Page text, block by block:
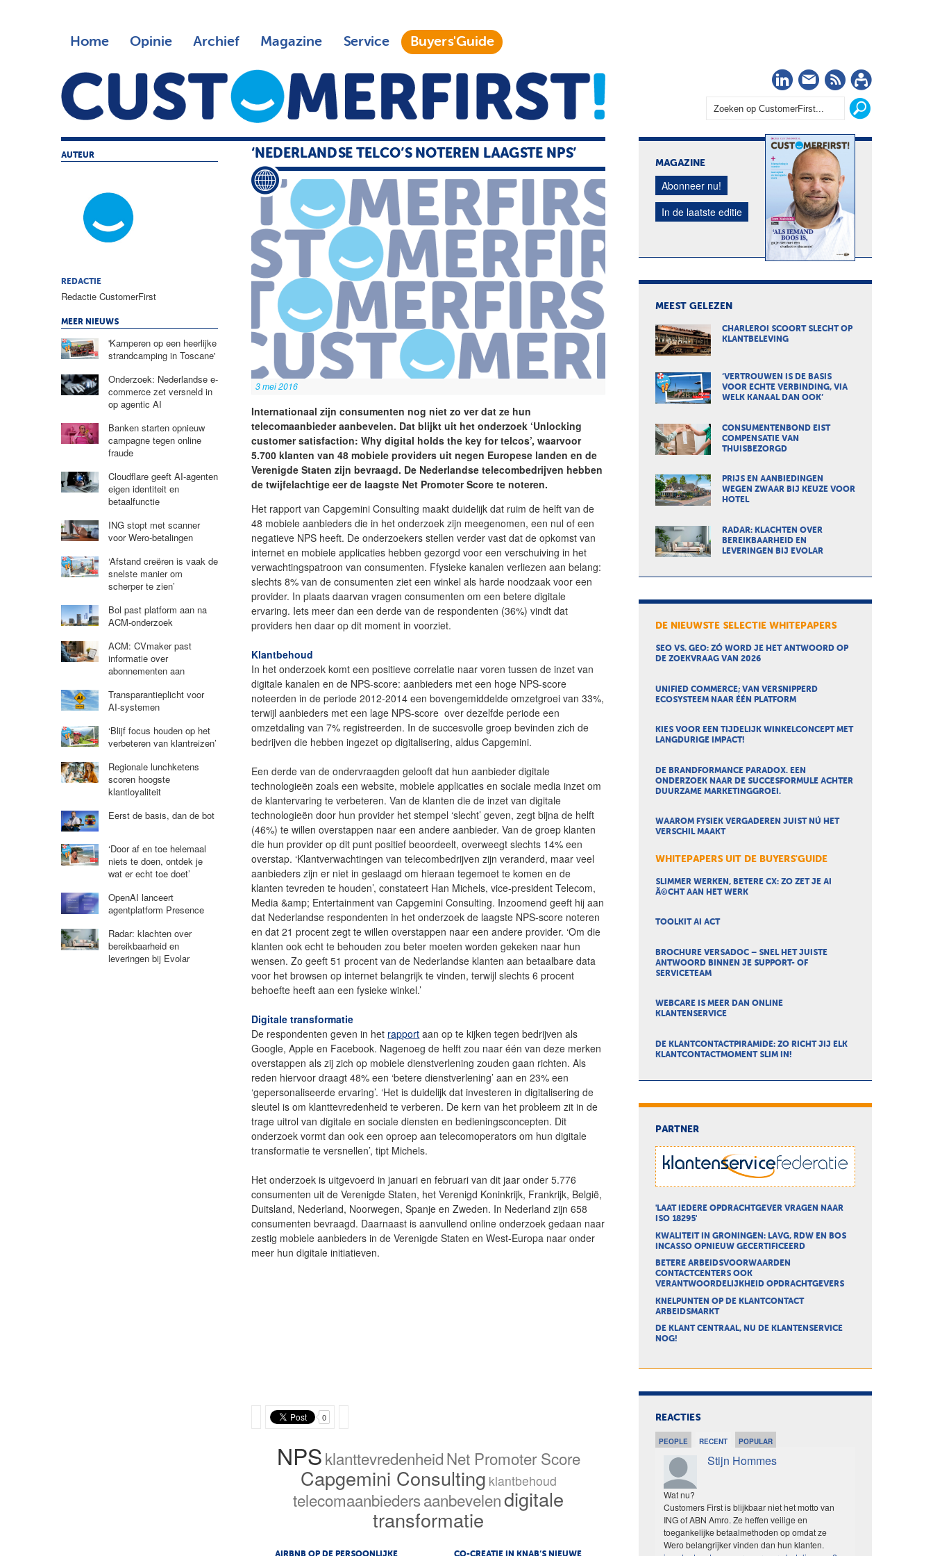
Home Opinie Archief Magazine Service Buyers'Guide
LinkedIn
Nieuwsbrief
RSS
‘NEDERLANDSE TELCO’S NOTEREN LAAGSTE NPS’
3 mei 2016
Internationaal zijn consumenten nog niet zo ver dat ze hun
telecomaanbieder aanbevelen. Dat blijkt uit het onderzoek ‘Unlocking
customer satisfaction: Why digital holds the key for telcos’, waarvoor
5.700 klanten van 48 mobiele providers uit negen Europese landen en de
Verenigde Staten zijn bevraagd. De Nederlandse telecombedrijven hebben
de twijfelachtige eer de laagste Net Promoter Score te noteren.
Het rapport van Capgemini Consulting maakt duidelijk dat ruim de helft van de
48 mobiele aanbieders die in het onderzoek zijn meegenomen, een nul of een
negatieve NPS heeft. De onderzoekers stellen verder vast dat de opkomst van
internet en mobiele applicaties hebben gezorgd voor een verschuiving in het
verwachtingspatroon van consumenten. Ffysieke kanalen verliezen aan belang:
slechts 8% van de consumenten ziet een winkel als harde noodzaak voor een
provider. In plaats daarvan vragen consumenten om een betere digitale
ervaring. Iets meer dan een derde van de respondenten (36%) vindt dat
providers hen daar op dit moment in voorziet.
Klantbehoud
In het onderzoek komt een positieve correlatie naar voren tussen de inzet van
digitale kanalen en de NPS-score: aanbieders met een hoge NPS-score
noteerden in de periode 2012-2014 een bovengemiddelde omzetgroei van 33%,
terwijl aanbieders met een lage NPS-score over dezelfde periode een
omzetdaling van 7% registreerden. In de succesvolle groep bevinden zich de
bedrijven die hebben ingezet op digitalisering, aldus Capgemini.
Een derde van de ondervraagden gelooft dat hun aanbieder digitale
technologieën zoals een website, mobiele applicaties en sociale media inzet om
de klantervaring te verbeteren. Van de klanten die de inzet van digitale
technologieën door hun provider het stempel ‘slecht’ geven, zegt bijna de helft
(46%) te willen overstappen naar een andere aanbieder. Van de groep klanten
die hun provider op dit punt positief beoordeelt, overweegt slechts 14% een
overstap. ‘Klantverwachtingen van telecombedrijven zijn veranderd, maar veel
aanbieders zijn er niet in geslaagd om hieraan tegemoet te komen en de
klanten tevreden te houden’, constateert Han Michels, vice-president Telecom,
Media &amp; Entertainment van Capgemini Consulting. Inzoomend geeft hij aan
dat Nederlandse respondenten in het onderzoek de laagste NPS-score noteren
en dat 21 procent zegt te willen overstappen naar een andere provider. ‘Om die
klanten ook echt te behouden zou beter moeten worden gekeken naar hun
wensen. Zo geeft 51 procent van de Nederlandse klanten aan betaalbare data
voor het browsen op internet belangrijk te vinden, terwijl slechts 6 procent
behoefte heeft aan een fysieke winkel.’
Digitale transformatie
De respondenten geven in het rapport aan op te kijken tegen bedrijven als
Google, Apple en Facebook. Nagenoeg de helft zou naar één van deze merken
overstappen als zij zich op mobiele dienstverlening zouden gaan richten. Als
reden hiervoor draagt 48% een ‘betere dienstverlening’ aan en 23% een
‘gepersonaliseerde ervaring’. ‘Het is duidelijk dat investeren in digitalisering de
sleutel is om klanttevredenheid te verberen. De kern van het probleem zit in de
trage uitrol van digitale en sociale diensten en bedieningsconcepten. Dit
onderzoek vormt dan ook een oproep aan telecomoperators om hun digitale
transformatie te versnellen’, tipt Michels.
Het onderzoek is uitgevoerd in januari en februari van dit jaar onder 5.776
consumenten uit de Verenigde Staten, het Verenigd Koninkrijk, Frankrijk, België,
Duitsland, Nederland, Noorwegen, Spanje en Zweden. In Nederland zijn 658
consumenten bevraagd. Daarnaast is aanvullend online onderzoek gedaan naar
zestig mobiele aanbieders in de Verenigde Staten en West-Europa naar onder
meer hun digitale initiatieven.
0
NPSklanttevredenheidNet Promoter Score
Capgemini Consulting klantbehoud
telecomaanbiedersaanbevelendigitale
transformatie
AUTEUR
REDACTIE
Redactie CustomerFirst
MEER NIEUWS
'Kamperen op een heerlijke
strandcamping in Toscane'
Onderzoek: Nederlandse e-
commerce zet versneld in
op agentic AI
Banken starten opnieuw
campagne tegen online
fraude
Cloudflare geeft AI-agenten
eigen identiteit en
betaalfunctie
ING stopt met scanner
voor Wero-betalingen
‘Afstand creëren is vaak de
snelste manier om
scherper te zien’
Bol past platform aan na
ACM-onderzoek
ACM: CVmaker past
informatie over
abonnementen aan
Transparantieplicht voor
AI-systemen
‘Blijf focus houden op het
verbeteren van klantreizen’
Regionale lunchketens
scoren hoogste
klantloyaliteit
Eerst de basis, dan de bot
‘Door af en toe helemaal
niets te doen, ontdek je
wat er echt toe doet’
OpenAI lanceert
agentplatform Presence
Radar: klachten over
bereikbaarheid en
leveringen bij Evolar
MAGAZINE
Abonneer nu!
In de laatste editie
MEEST GELEZEN
CHARLEROI SCOORT SLECHT OP
KLANTBELEVING
‘VERTROUWEN IS DE BASIS
VOOR ECHTE VERBINDING, VIA
WELK KANAAL DAN OOK’
CONSUMENTENBOND EIST
COMPENSATIE VAN
THUISBEZORGD
PRIJS EN AANBIEDINGEN
WEGEN ZWAAR BIJ KEUZE VOOR
HOTEL
RADAR: KLACHTEN OVER
BEREIKBAARHEID EN
LEVERINGEN BIJ EVOLAR
DE NIEUWSTE SELECTIE WHITEPAPERS
SEO VS. GEO: ZÓ WORD JE HET ANTWOORD OP
DE ZOEKVRAAG VAN 2026
UNIFIED COMMERCE; VAN VERSNIPPERD
ECOSYSTEEM NAAR ÉÉN PLATFORM
KIES VOOR EEN TIJDELIJK WINKELCONCEPT MET
LANGDURIGE IMPACT!
DE BRANDFORMANCE PARADOX. EEN
ONDERZOEK NAAR DE SUCCESFORMULE ACHTER
DUURZAME MARKETINGGROEI.
WAAROM FYSIEK VERGADEREN JUIST NÚ HET
VERSCHIL MAAKT
WHITEPAPERS UIT DE BUYERS'GUIDE
SLIMMER WERKEN, BETERE CX: ZO ZET JE AI
Ã©CHT AAN HET WERK
TOOLKIT AI ACT
BROCHURE VERSADOC – SNEL HET JUISTE
ANTWOORD BINNEN JE SUPPORT- OF
SERVICETEAM
WEBCARE IS MEER DAN ONLINE
KLANTENSERVICE
DE KLANTCONTACTPIRAMIDE: ZO RICHT JIJ ELK
KLANTCONTACTMOMENT SLIM IN!
PARTNER
'LAAT IEDERE OPDRACHTGEVER VRAGEN NAAR
ISO 18295'
KWALITEIT IN GRONINGEN: LAVG, RDW EN BOS
INCASSO OPNIEUW GECERTIFICEERD
BETERE ARBEIDSVOORWAARDEN
CONTACTCENTERS OOK
VERANTWOORDELIJKHEID OPDRACHTGEVERS
KNELPUNTEN OP DE KLANTCONTACT
ARBEIDSMARKT
DE KLANT CENTRAAL, NU DE KLANTENSERVICE
NOG!
REACTIES
PEOPLE RECENT POPULAR
Stijn Hommes
Wat nu?
Customers First is blijkbaar niet het motto van
ING of ABN Amro. Ze heffen veilige en
toegankelijke betaalmethoden op omdat ze
Wero belangrijker vinden dan hun klanten.